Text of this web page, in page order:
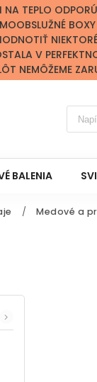
TEPLO
V
NEMÔŽEME
BALENIA
/ Medové a